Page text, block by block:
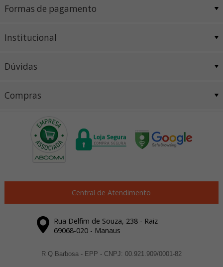
Formas de pagamento
Institucional
Dúvidas
Compras
Central de Atendimento
Rua Delfim de Souza, 238 - Raiz
69068-020 - Manaus
R Q Barbosa - EPP - CNPJ: 00.921.909/0001-82